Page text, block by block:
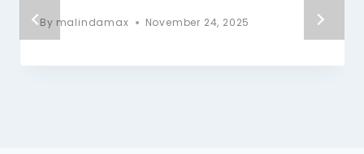
By malindamax November 24, 2025